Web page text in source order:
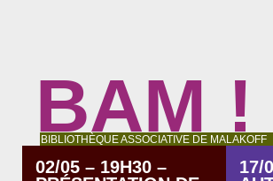
BAM !
BIBLIOTHÈQUE ASSOCIATIVE DE MALAKOFF
02/05 – 19H30 –
17/